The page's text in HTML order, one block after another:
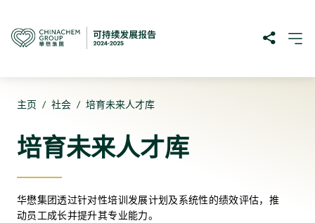
主页 / 社会 / 培育未来人才库
培育未来人才库
华懋集团透过针对性培训发展计划及系统性的绩效评估，推
动员工成长并提升其专业能力。